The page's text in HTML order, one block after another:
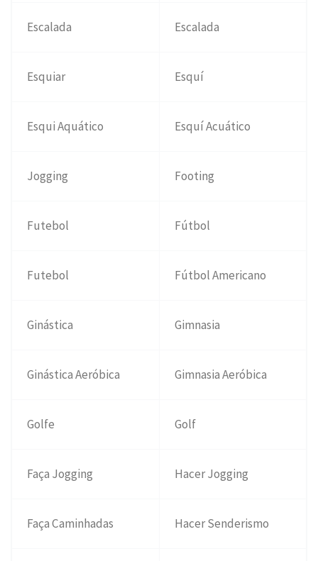
Escalada Escalada
Esquiar Esquí
Esqui Aquático Esquí Acuático
Jogging Footing
Futebol Fútbol
Futebol Fútbol Americano
Ginástica Gimnasia
Ginástica Aeróbica Gimnasia Aeróbica
Golfe Golf
Faça Jogging Hacer Jogging
Faça Caminhadas Hacer Senderismo